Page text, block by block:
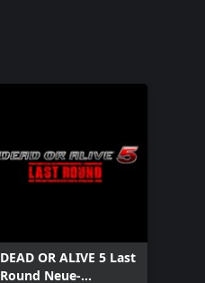
DEAD OR ALIVE 5 Last
Round Neue-